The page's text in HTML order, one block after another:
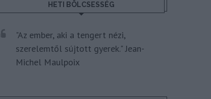
HETI BÖLCSESSÉG
"Az ember, aki a tengert nézi,
szerelemtől sújtott gyerek." Jean-
Michel Maulpoix